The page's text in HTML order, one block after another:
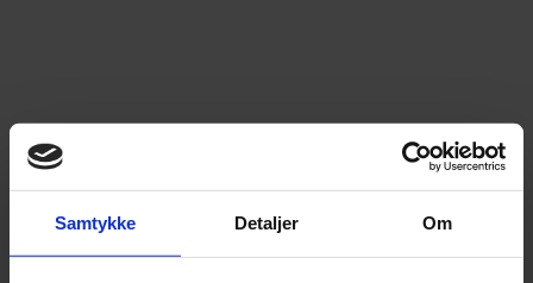
Samtykke Detaljer Om
Ekspertise i restaurering
Vores medarbejdere har mange års tømrererfaring og stor ekspertise